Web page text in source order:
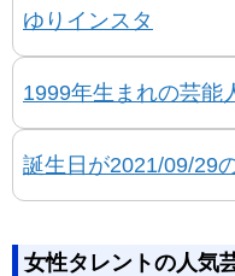
ゆりインスタ
1999年生まれの芸能
誕生日が2021/09/29
女性タレントの人気